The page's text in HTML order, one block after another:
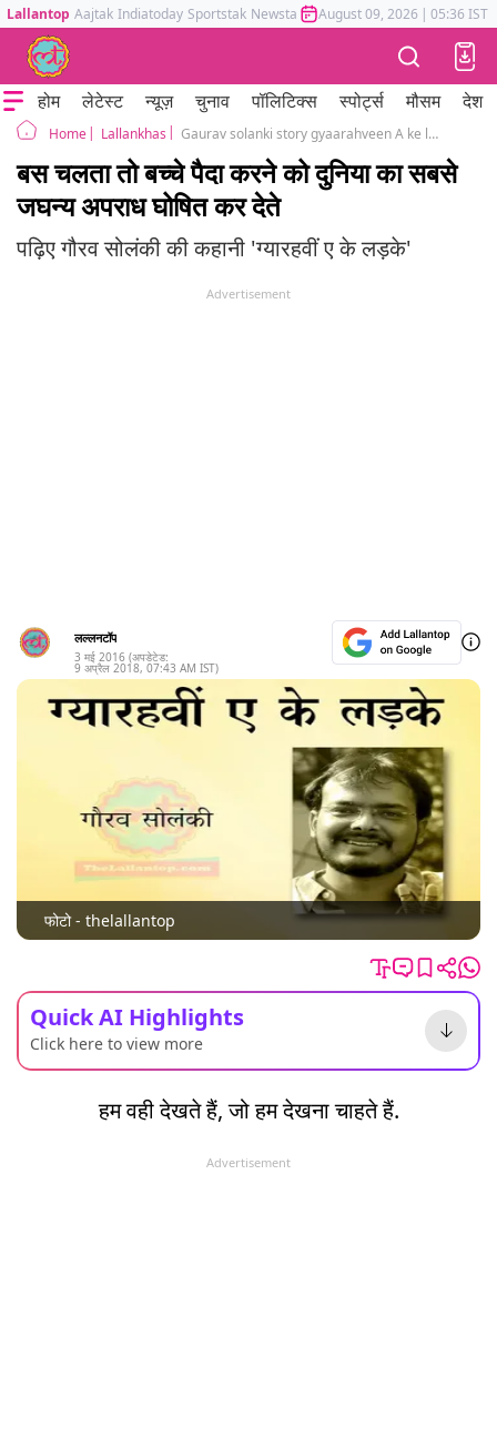
Lallantop Aajtak Indiatoday Sportstak Newstak Mumbai Tak Astrotak
August 09, 2026 | 05:36 IST
होम लेटेस्ट न्यूज़ चुनाव पॉलिटिक्स स्पोर्ट्स मौसम देश
Home Lallankhas Gaurav solanki story gyaarahveen A ke ladke
बस चलता तो बच्चे पैदा करने को दुनिया का सबसे
जघन्य अपराध घोषित कर देते
पढ़िए गौरव सोलंकी की कहानी 'ग्यारहवीं ए के लड़के'
Advertisement
लल्लनटॉप
3 मई 2016 (अपडेटेड:
9 अप्रैल 2018, 07:43 AM IST)
फोटो - thelallantop
Quick AI Highlights
Click here to view more
हम वही देखते हैं, जो हम देखना चाहते हैं.
Advertisement